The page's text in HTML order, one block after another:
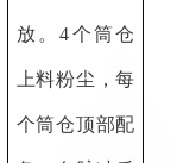
放。4个筒仓
上料粉尘，每
个筒仓顶部配